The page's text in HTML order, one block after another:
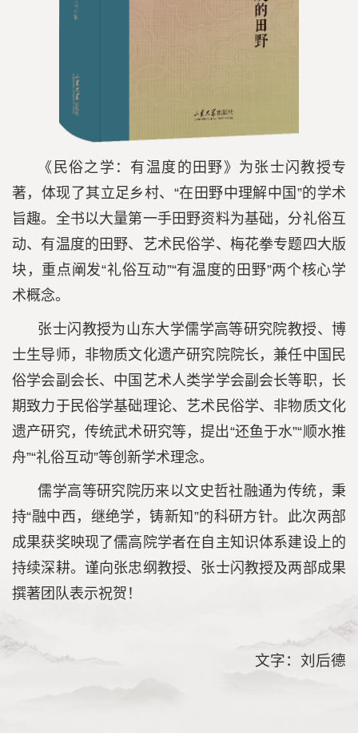
《民俗之学：有温度的田野》为张士闪教授专
著，体现了其立足乡村、“在田野中理解中国”的学术
旨趣。全书以大量第一手田野资料为基础，分礼俗互
动、有温度的田野、艺术民俗学、梅花拳专题四大版
块，重点阐发“礼俗互动”“有温度的田野”两个核心学
术概念。
张士闪教授为山东大学儒学高等研究院教授、博
士生导师，非物质文化遗产研究院院长，兼任中国民
俗学会副会长、中国艺术人类学学会副会长等职，长
期致力于民俗学基础理论、艺术民俗学、非物质文化
遗产研究，传统武术研究等，提出“还鱼于水”“顺水推
舟”“礼俗互动”等创新学术理念。
儒学高等研究院历来以文史哲社融通为传统，秉
持“融中西，继绝学，铸新知”的科研方针。此次两部
成果获奖映现了儒高院学者在自主知识体系建设上的
持续深耕。谨向张忠纲教授、张士闪教授及两部成果
撰著团队表示祝贺！
文字：刘后德